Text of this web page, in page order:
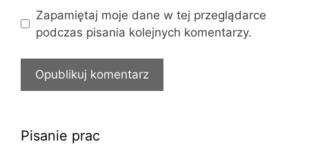
Zapamiętaj moje dane w tej przeglądarce
podczas pisania kolejnych komentarzy.
Pisanie prac